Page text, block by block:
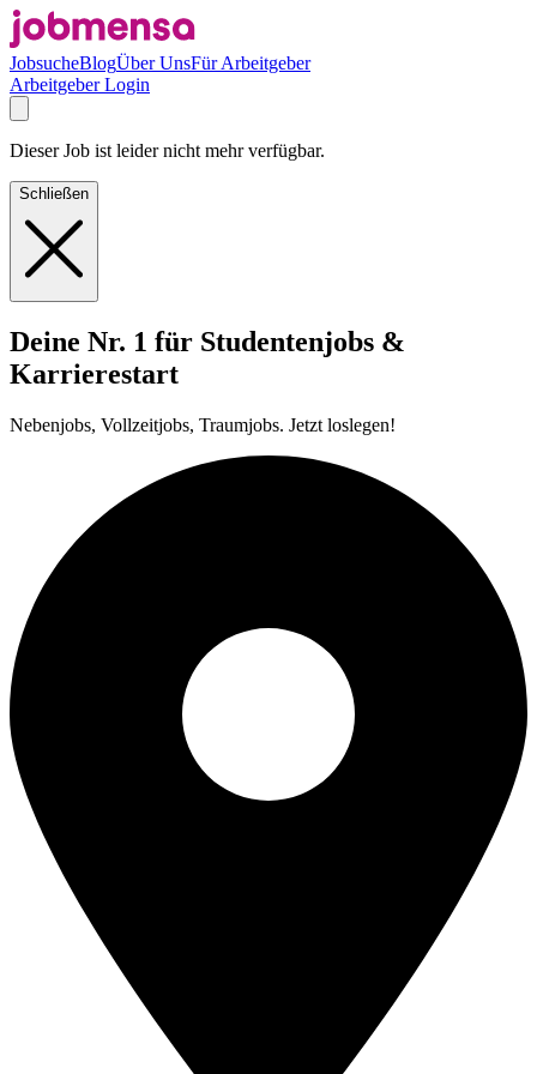
JobsucheBlogÜber UnsFür Arbeitgeber
Arbeitgeber Login
Dieser Job ist leider nicht mehr verfügbar.
Schließen
Deine Nr. 1 für Studentenjobs &
Karrierestart
Nebenjobs, Vollzeitjobs, Traumjobs. Jetzt loslegen!